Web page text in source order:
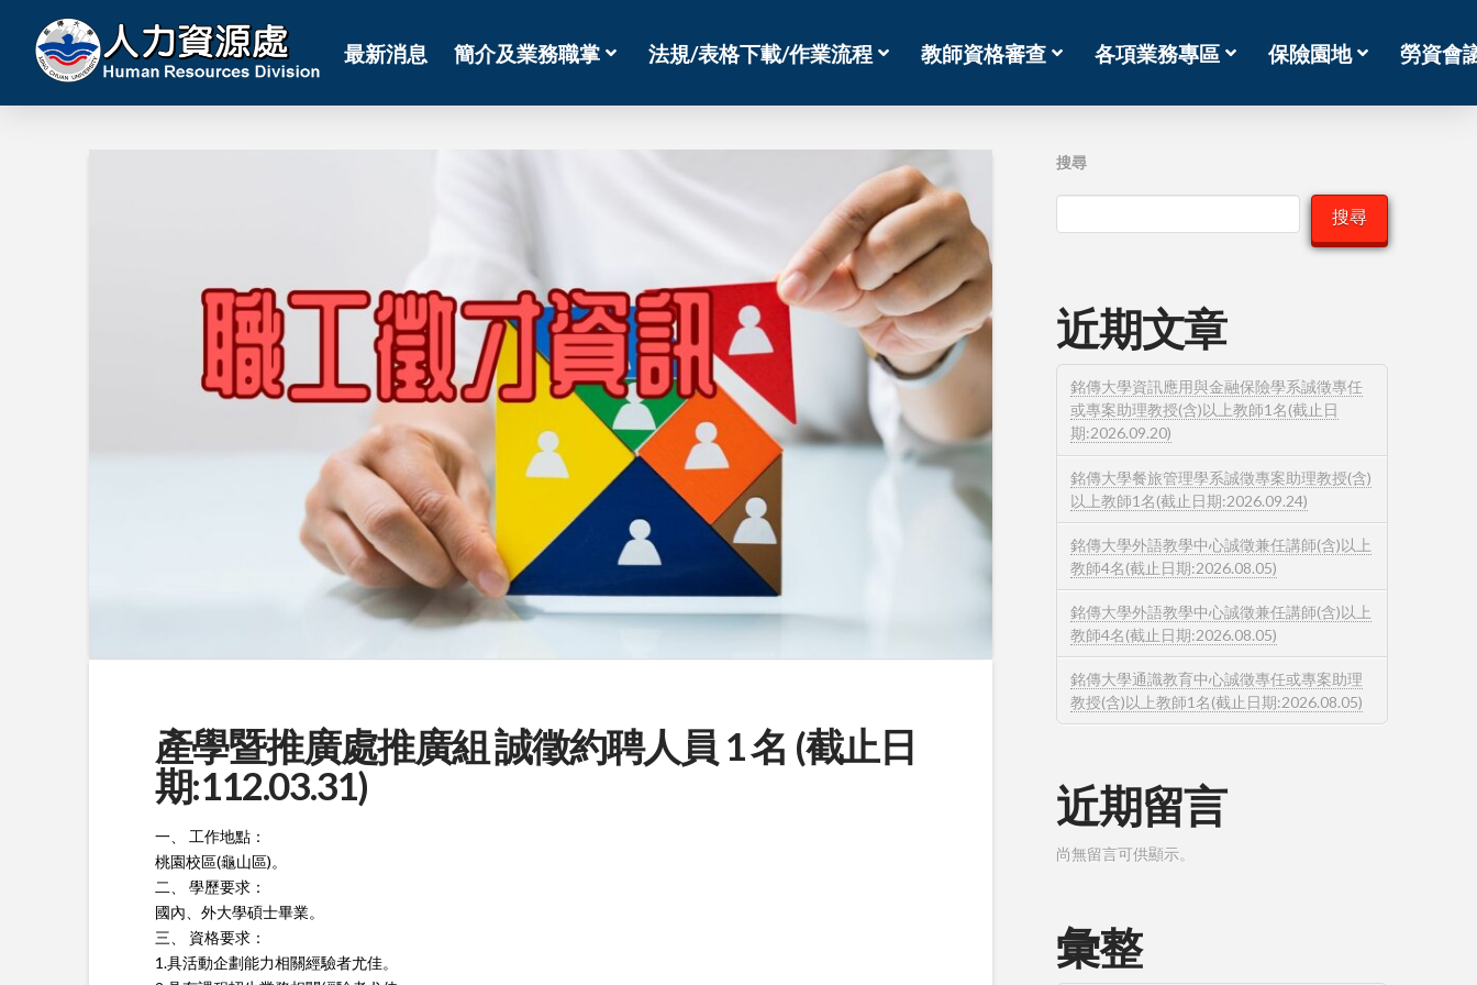
最新消息 簡介及業務職掌 法規/表格下載/作業流程 教師資格審查 各項業務專區 保險園地 勞資會
產學暨推廣處推廣組 誠徵約聘人員 1 名 (截止日
期:112.03.31)
一、 工作地點：
桃園校區(龜山區)。
二、 學歷要求：
國內、外大學碩士畢業。
三、 資格要求：
1.具活動企劃能力相關經驗者尤佳。
搜尋
搜尋
近期文章
銘傳大學資訊應用與金融保險學系誠徵專任
或專案助理教授(含)以上教師1名(截止日
期:2026.09.20)
銘傳大學餐旅管理學系誠徵專案助理教授(含)
以上教師1名(截止日期:2026.09.24)
銘傳大學外語教學中心誠徵兼任講師(含)以上
教師4名(截止日期:2026.08.05)
銘傳大學外語教學中心誠徵兼任講師(含)以上
教師4名(截止日期:2026.08.05)
銘傳大學通識教育中心誠徵專任或專案助理
教授(含)以上教師1名(截止日期:2026.08.05)
近期留言
尚無留言可供顯示。
彙整